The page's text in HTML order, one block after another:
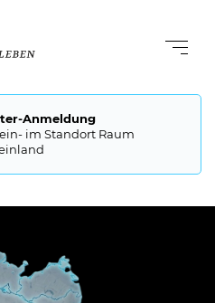
Anmeldung
im Standort Raum